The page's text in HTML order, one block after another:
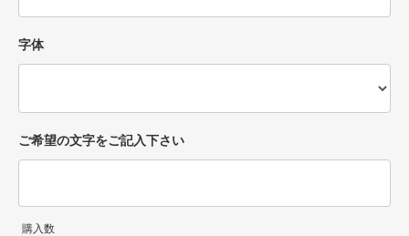
字体
ご希望の文字をご記入下さい
購入数